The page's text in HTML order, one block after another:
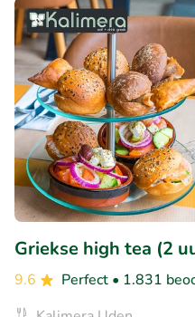
Griekse high tea (2
9.6 Perfect • 1.831